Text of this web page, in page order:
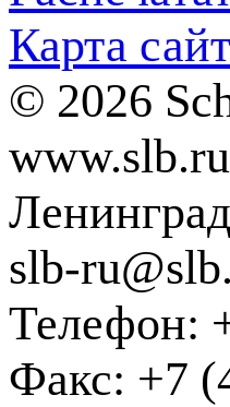
Карта
© 2026
www.slb.ru
slb-
Телефон:
Факс: +7